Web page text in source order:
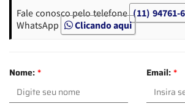
Fale conosco pelo telefone (11) 94761-
WhatsApp
Clicando aqui
Nome:* Email:*